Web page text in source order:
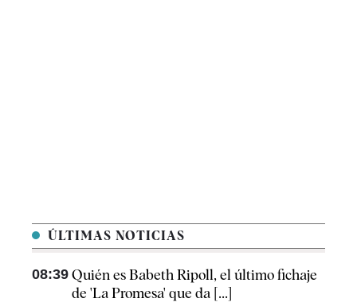
ÚLTIMAS NOTICIAS
08:39 Quién es Babeth Ripoll, el último fichaje
de 'La Promesa' que da [...]